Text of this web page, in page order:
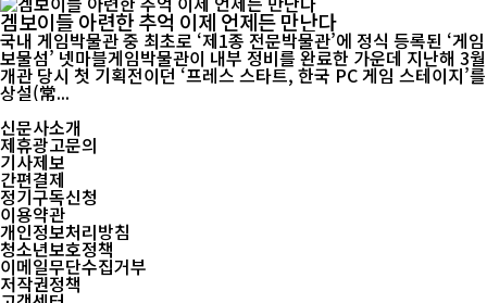
겜보이들 아련한 추억 이제 언제든 만난다
국내 게임박물관 중 최초로 ‘제1종 전문박물관’에 정식 등록된 ‘게임
보물섬’ 넷마블게임박물관이 내부 정비를 완료한 가운데 지난해 3월
개관 당시 첫 기획전이던 ‘프레스 스타트, 한국 PC 게임 스테이지’를
상설(常...
신문사소개
제휴광고문의
기사제보
간편결제
정기구독신청
이용약관
개인정보처리방침
청소년보호정책
이메일무단수집거부
저작권정책